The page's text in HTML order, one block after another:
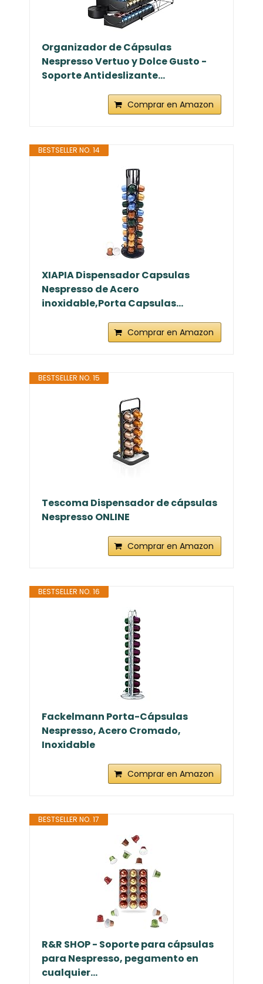
Organizador de Cápsulas
Nespresso Vertuo y Dolce Gusto -
Soporte Antideslizante...
Comprar en Amazon
BESTSELLER NO. 14
XIAPIA Dispensador Capsulas
Nespresso de Acero
inoxidable,Porta Capsulas...
Comprar en Amazon
BESTSELLER NO. 15
Tescoma Dispensador de cápsulas
Nespresso ONLINE
Comprar en Amazon
BESTSELLER NO. 16
Fackelmann Porta-Cápsulas
Nespresso, Acero Cromado,
Inoxidable
Comprar en Amazon
BESTSELLER NO. 17
R&R SHOP - Soporte para cápsulas
para Nespresso, pegamento en
cualquier...